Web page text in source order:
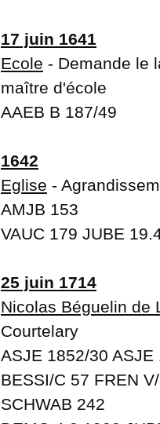
17 juin 1641
Ecole - Demande le
maître d'école
AAEB B 187/49
1642
Eglise -
AMJB 153
VAUC 179 JUBE
25 juin 1714
Nicolas Béguelin de
Courtelary
ASJE 1852/30 ASJE
BESSI/C 57 FREN
SCHWAB 242